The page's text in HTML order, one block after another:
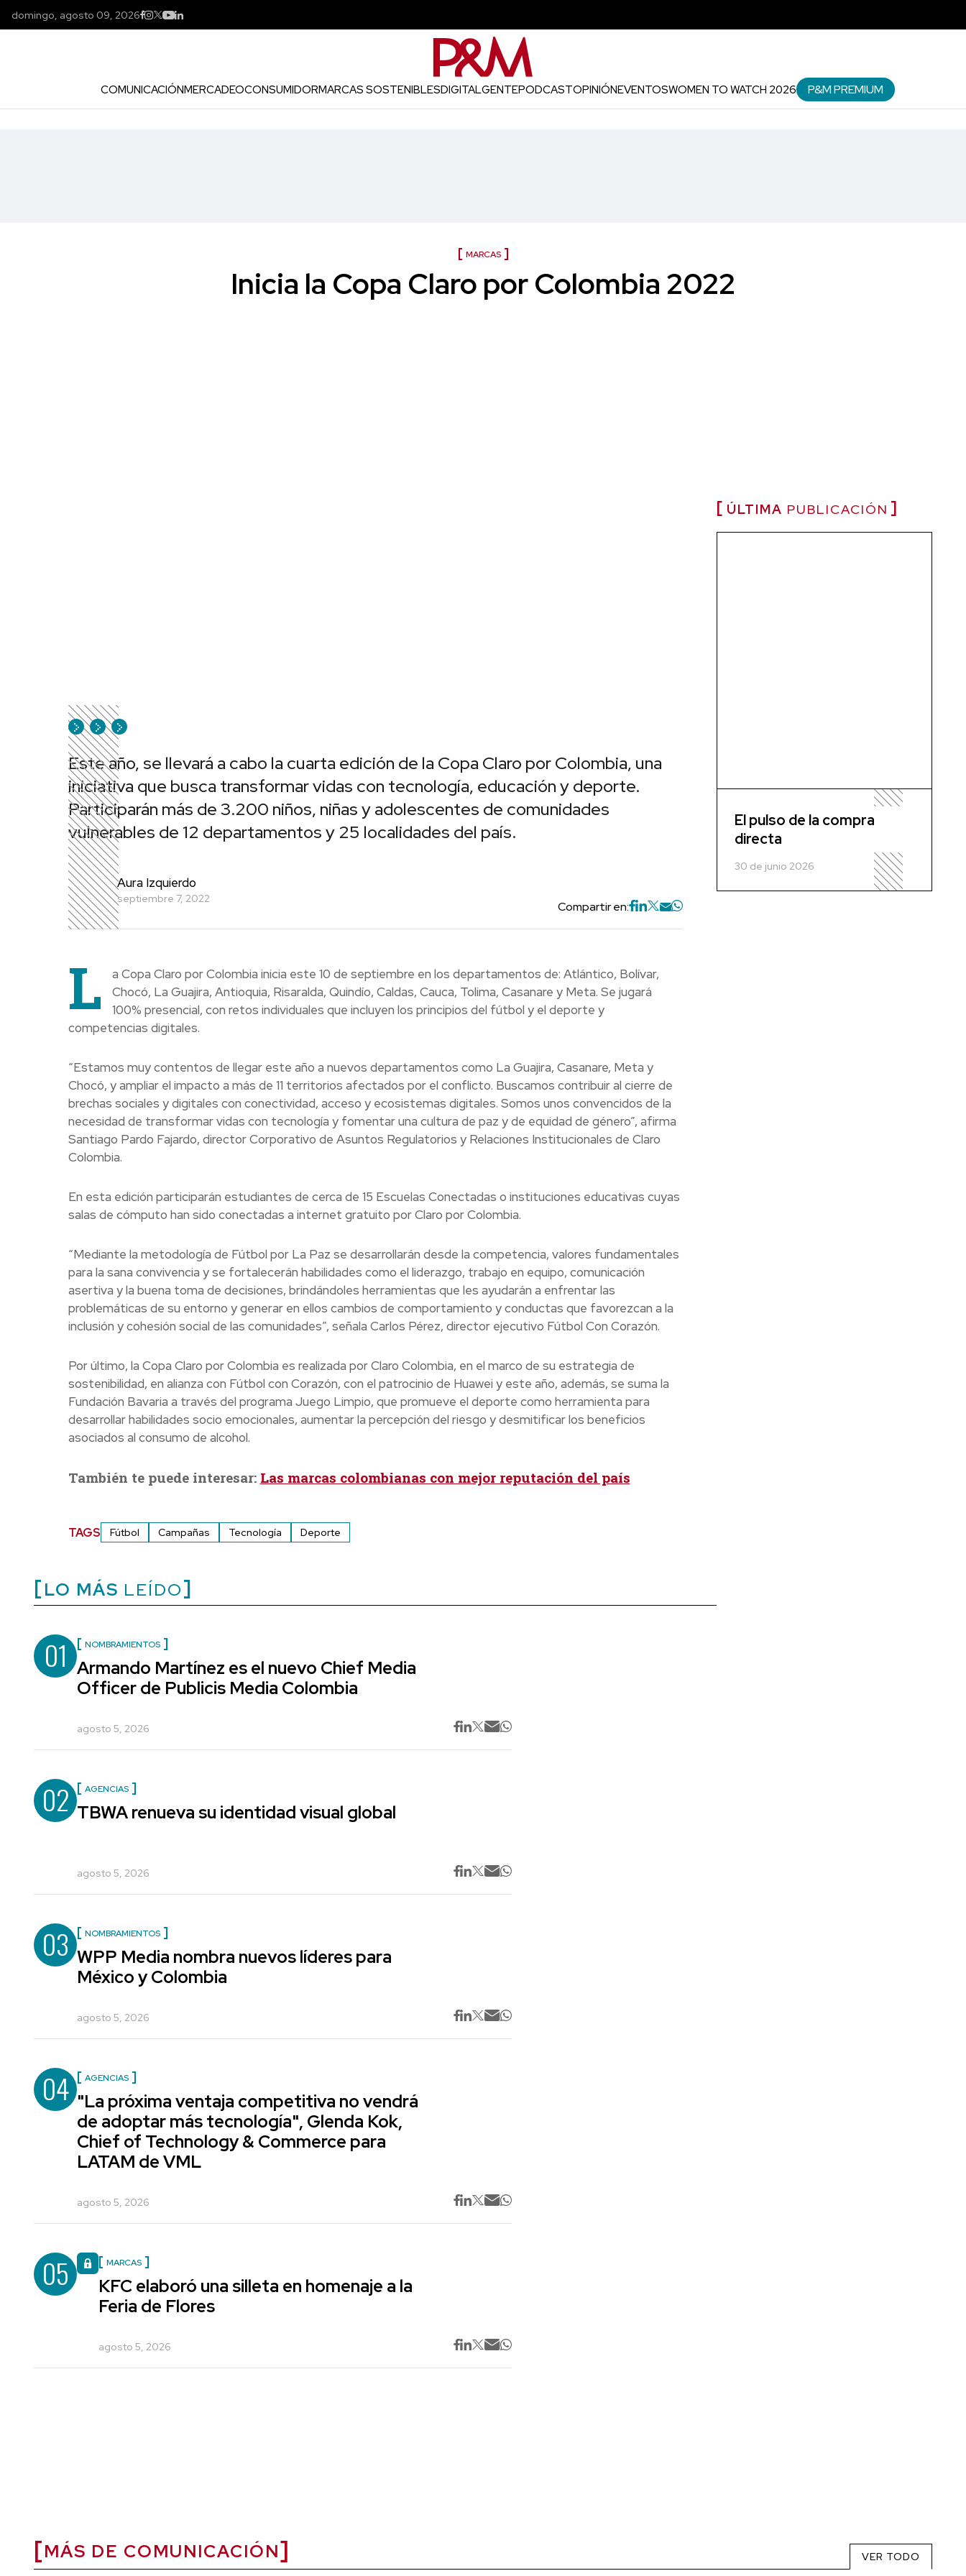
domingo, agosto 09, 2026
COMUNICACIÓNMERCADEOCONSUMIDORMARCAS SOSTENIBLESDIGITALGENTEPODCASTOPINIÓNEVENTOSWOMEN TO WATCH 2026 P&M PREMIUM
MARCAS
Inicia la Copa Claro por Colombia 2022
Este año, se llevará a cabo la cuarta edición de la Copa Claro por Colombia, una
iniciativa que busca transformar vidas con tecnología, educación y deporte.
Participarán más de 3.200 niños, niñas y adolescentes de comunidades
vulnerables de 12 departamentos y 25 localidades del país.
Aura Izquierdo
septiembre 7, 2022
Compartir en:
L
a Copa Claro por Colombia inicia este 10 de septiembre en los departamentos de: Atlántico, Bolívar,
Chocó, La Guajira, Antioquia, Risaralda, Quindío, Caldas, Cauca, Tolima, Casanare y Meta. Se jugará
100% presencial, con retos individuales que incluyen los principios del fútbol y el deporte y
competencias digitales.
“Estamos muy contentos de llegar este año a nuevos departamentos como La Guajira, Casanare, Meta y
Chocó, y ampliar el impacto a más de 11 territorios afectados por el conflicto. Buscamos contribuir al cierre de
brechas sociales y digitales con conectividad, acceso y ecosistemas digitales. Somos unos convencidos de la
necesidad de transformar vidas con tecnología y fomentar una cultura de paz y de equidad de género”, afirma
Santiago Pardo Fajardo, director Corporativo de Asuntos Regulatorios y Relaciones Institucionales de Claro
Colombia.
En esta edición participarán estudiantes de cerca de 15 Escuelas Conectadas o instituciones educativas cuyas
salas de cómputo han sido conectadas a internet gratuito por Claro por Colombia.
“Mediante la metodología de Fútbol por La Paz se desarrollarán desde la competencia, valores fundamentales
para la sana convivencia y se fortalecerán habilidades como el liderazgo, trabajo en equipo, comunicación
asertiva y la buena toma de decisiones, brindándoles herramientas que les ayudarán a enfrentar las
problemáticas de su entorno y generar en ellos cambios de comportamiento y conductas que favorezcan a la
inclusión y cohesión social de las comunidades”, señala Carlos Pérez, director ejecutivo Fútbol Con Corazón.
Por último, la Copa Claro por Colombia es realizada por Claro Colombia, en el marco de su estrategia de
sostenibilidad, en alianza con Fútbol con Corazón, con el patrocinio de Huawei y este año, además, se suma la
Fundación Bavaria a través del programa Juego Limpio, que promueve el deporte como herramienta para
desarrollar habilidades socio emocionales, aumentar la percepción del riesgo y desmitificar los beneficios
asociados al consumo de alcohol.
También te puede interesar: Las marcas colombianas con mejor reputación del país
TAGS Fútbol Campañas Tecnología Deporte
LO MÁS LEÍDO
01 NOMBRAMIENTOS
Armando Martínez es el nuevo Chief Media
Officer de Publicis Media Colombia
agosto 5, 2026
02 AGENCIAS
TBWA renueva su identidad visual global
agosto 5, 2026
03 NOMBRAMIENTOS
WPP Media nombra nuevos líderes para
México y Colombia
agosto 5, 2026
04 AGENCIAS
"La próxima ventaja competitiva no vendrá
de adoptar más tecnología", Glenda Kok,
Chief of Technology & Commerce para
LATAM de VML
agosto 5, 2026
05 MARCAS
KFC elaboró una silleta en homenaje a la
Feria de Flores
agosto 5, 2026
ÚLTIMA PUBLICACIÓN
El pulso de la compra
directa
30 de junio 2026
MÁS DE COMUNICACIÓN VER TODO